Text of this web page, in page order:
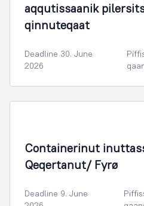
aqqutissaanik
qinnuteqaat
Deadline 30. June
2026
Containerinut
Qeqertanut/ Fyrø
Deadline 9. June